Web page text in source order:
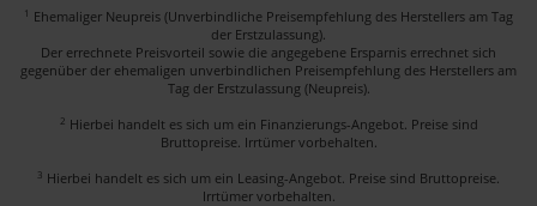
1 Ehemaliger Neupreis (Unverbindliche Preisempfehlung des Herstellers am Tag
der Erstzulassung).
Der errechnete Preisvorteil sowie die angegebene Ersparnis errechnet sich
gegenüber der ehemaligen unverbindlichen Preisempfehlung des Herstellers am
Tag der Erstzulassung (Neupreis).
2 Hierbei handelt es sich um ein Finanzierungs-Angebot. Preise sind
Bruttopreise. Irrtümer vorbehalten.
3 Hierbei handelt es sich um ein Leasing-Angebot. Preise sind Bruttopreise.
Irrtümer vorbehalten.